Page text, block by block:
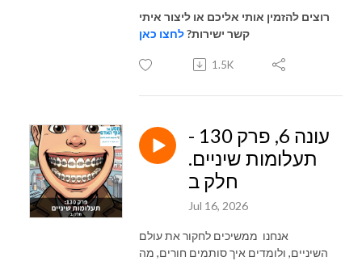
רוצים להזמין אותי אליכם או ליצור איתי
קשר ישירות?לחצו כאן
1.5K
עונה 6, פרק 130 -
תעלומות שיניים.
חלק ב
Jul 16, 2026
אנחנו ממשיכים לחקור את עולם
השיניים, ולומדים איך סותמים חורים, מה